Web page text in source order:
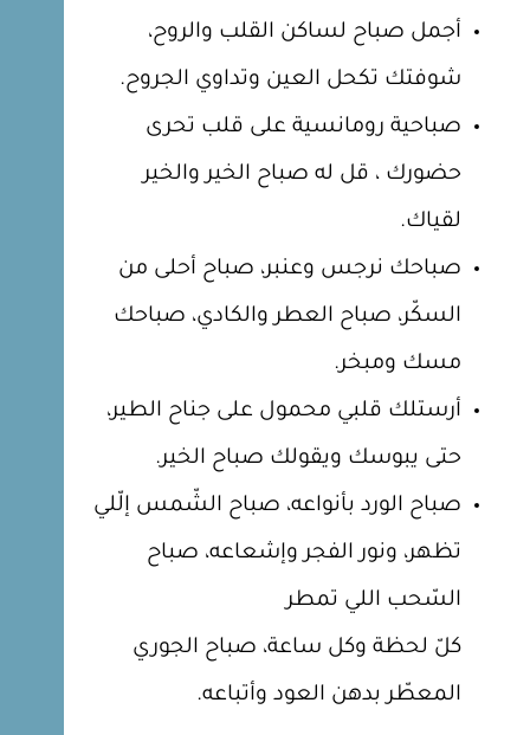
أجمل صباح لساكن القلب والروح،
شوفتك تكحل العين وتداوي الجروح.
صباحية رومانسية على قلب تحرى
حضورك ، قل له صباح الخير والخير
لقياك.
صباحك نرجس وعنبر، صباح أحلى من
السكّر، صباح العطر والكادي، صباحك
مسك ومبخر.
أرستلك قلبي محمول على جناح الطير،
حتى يبوسك ويقولك صباح الخير.
صباح الورد بأنواعه، صباح الشّمس إلّلي
تظهر، ونور الفجر وإشعاعه، صباح
السّحب اللي تمطر
كلّ لحظة وكل ساعة، صباح الجوري
المعطّر بدهن العود وأتباعه.